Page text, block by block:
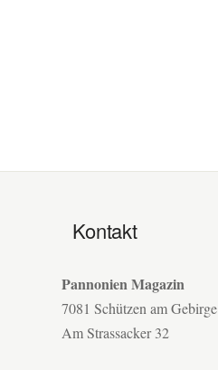
Kontakt
Pannonien Magazin
7081 Schützen am Gebirge
Am Strassacker 32